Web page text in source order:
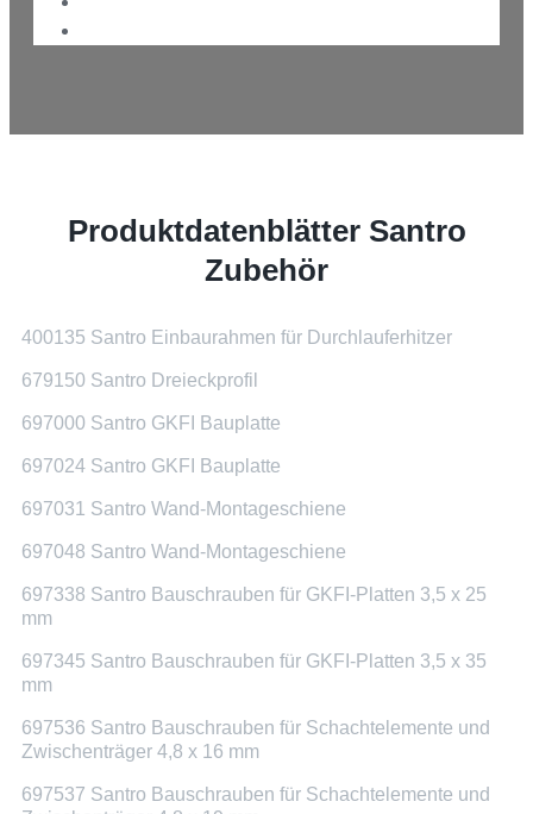
Produktdatenblätter Santro
Zubehör
400135 Santro Einbaurahmen für Durchlauferhitzer
679150 Santro Dreieckprofil
697000 Santro GKFI Bauplatte
697024 Santro GKFI Bauplatte
697031 Santro Wand-Montageschiene
697048 Santro Wand-Montageschiene
697338 Santro Bauschrauben für GKFI-Platten 3,5 x 25
mm
697345 Santro Bauschrauben für GKFI-Platten 3,5 x 35
mm
697536 Santro Bauschrauben für Schachtelemente und
Zwischenträger 4,8 x 16 mm
697537 Santro Bauschrauben für Schachtelemente und